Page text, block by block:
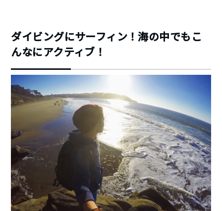
ダイビングにサーフィン！海の中でもこ
んなにアクティブ！